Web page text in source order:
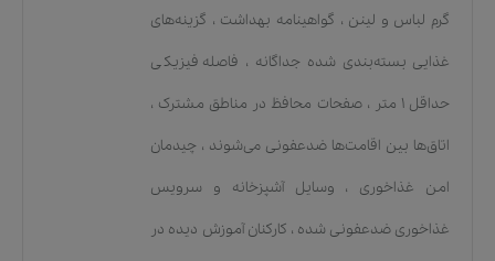
گرم لباس و لینن ، گواهینامه بهداشت ، گزینه‌های
غذایی بسته‌بندی شده جداگانه ، فاصله فیزیکی
حداقل ۱ متر
، صفحات محافظ در مناطق مشترک ،
اتاق‌ها بین اقامت‌ها ضدعفونی می‌شوند ، چیدمان
امن غذاخوری ، وسایل آشپزخانه و سرویس
غذاخوری ضدعفونی شده ، کارکنان آموزش دیده در